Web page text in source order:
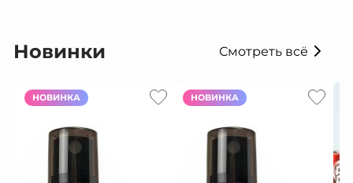
Новинки Смотреть всё
НОВИНКА НОВИНКА